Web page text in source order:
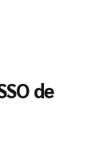
de